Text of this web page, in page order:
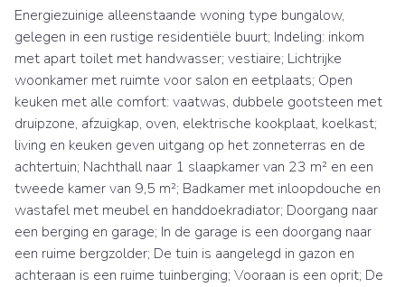
Energiezuinige alleenstaande woning type bungalow,
gelegen in een rustige residentiële buurt; Indeling: inkom
met apart toilet met handwasser; vestiaire; Lichtrijke
woonkamer met ruimte voor salon en eetplaats; Open
keuken met alle comfort: vaatwas, dubbele gootsteen met
druipzone, afzuigkap, oven, elektrische kookplaat, koelkast;
living en keuken geven uitgang op het zonneterras en de
achtertuin; Nachthall naar 1 slaapkamer van 23 m² en een
tweede kamer van 9,5 m²; Badkamer met inloopdouche en
wastafel met meubel en handdoekradiator; Doorgang naar
een berging en garage; In de garage is een doorgang naar
een ruime bergzolder; De tuin is aangelegd in gazon en
achteraan is een ruime tuinberging; Vooraan is een oprit; De